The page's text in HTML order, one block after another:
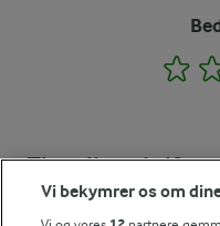
1
Tips til opskriften
Vi ved, at det tit er de
Vi bekymrer os om